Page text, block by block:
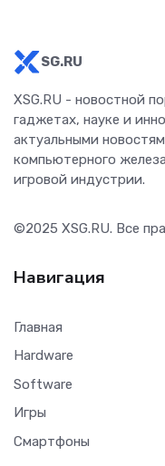
SG.RU
XSG.RU - новостной
гаджетах, науке и
актуальными
компьютерного
игровой индустрии.
©2025 XSG.RU. Все
Навигация
Главная
Hardware
Software
Игры
Смартфоны